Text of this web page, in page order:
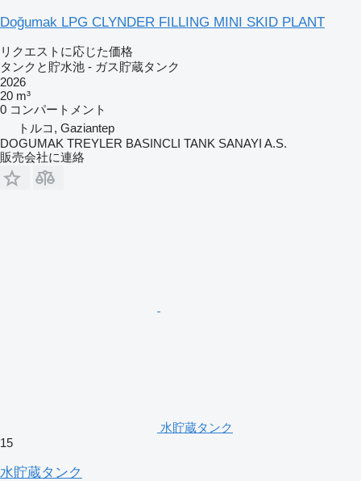
Doğumak LPG CLYNDER FILLING MINI SKID PLANT
リクエストに応じた価格
タンクと貯水池 - ガス貯蔵タンク
2026
20 m³
0 コンパートメント
トルコ, Gaziantep
DOGUMAK TREYLER BASINCLI TANK SANAYI A.S.
販売会社に連絡
水貯蔵タンク
15
水貯蔵タンク